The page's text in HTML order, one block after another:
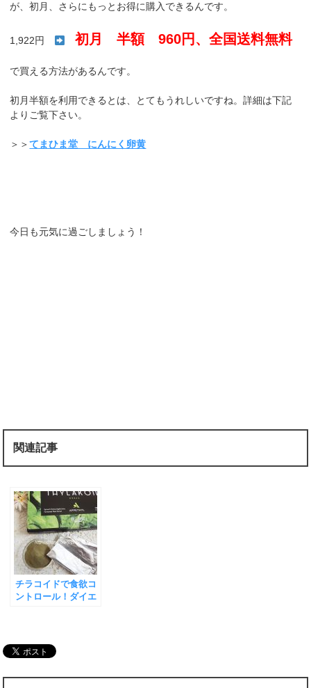
が、初月、さらにもっとお得に購入できるんです。
1,922円 初月 半額 960円、全国送料無料
で買える方法があるんです。
初月半額を利用できるとは、とてもうれしいですね。詳細は下記
よりご覧下さい。
＞＞てまひま堂 にんにく卵黄
今日も元気に過ごしましょう！
関連記事
チラコイドで食欲コ
ントロール！ダイエ